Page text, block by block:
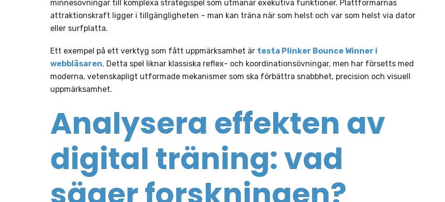
minnesövningar till komplexa strategispel som utmanar exekutiva funktioner. Plattformarnas
attraktionskraft ligger i tillgängligheten – man kan träna när som helst och var som helst via dator
eller surfplatta.
Ett exempel på ett verktyg som fått uppmärksamhet är testa Plinker Bounce Winner i
webbläsaren. Detta spel liknar klassiska reflex- och koordinationsövningar, men har försetts med
moderna, vetenskapligt utformade mekanismer som ska förbättra snabbhet, precision och visuell
uppmärksamhet.
Analysera effekten av
digital träning: vad